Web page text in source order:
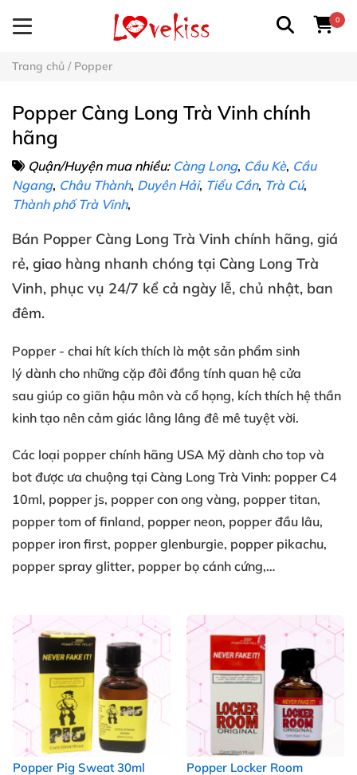
0
Trang chủ / Popper
Popper Càng Long Trà Vinh chính
hãng
Quận/Huyện mua nhiều: Càng Long, Cầu Kè, Cầu
Ngang, Châu Thành, Duyên Hải, Tiểu Cần, Trà Cú,
Thành phố Trà Vinh,
Bán Popper Càng Long Trà Vinh chính hãng, giá
rẻ, giao hàng nhanh chóng tại Càng Long Trà
Vinh, phục vụ 24/7 kể cả ngày lễ, chủ nhật, ban
đêm.
Popper - chai hít kích thích là một sản phẩm sinh
lý dành cho những cặp đôi đồng tính quan hệ cửa
sau giúp co giãn hậu môn và cổ họng, kích thích hệ thần
kinh tạo nên cảm giác lâng lâng đê mê tuyệt vời.
Các loại popper chính hãng USA Mỹ dành cho top và
bot được ưa chuộng tại Càng Long Trà Vinh: popper C4
10ml, popper js, popper con ong vàng, popper titan,
popper tom of finland, popper neon, popper đầu lâu,
popper iron first, popper glenburgie, popper pikachu,
popper spray glitter, popper bọ cánh cứng,…
Popper Pig Sweat 30ml
Popper Locker Room